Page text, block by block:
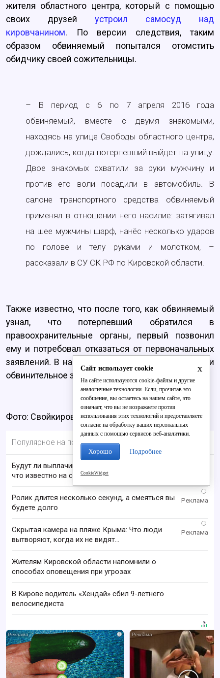
жителя областного центра, который с помощью
своих друзей устроил самосуд над
кировчанином. По версии следствия, таким
образом обвиняемый попытался отомстить
обидчику своей сожительницы.
– В период с 6 по 7 апреля 2016 года
обвиняемый, вместе с двумя знакомыми,
находясь на улице Свободы областного центра,
дождались, когда потерпевший выйдет на улицу.
Двое знакомых схватили за руки мужчину и
против его воли посадили в автомобиль. В
салоне транспортного средства обвиняемый
применял в отношении него насилие: затягивал
на шее мужчины шарф, нанёс несколько ударов
по голове и телу руками и молотком, –
рассказали в СУ СК РФ по Кировской области.
Также известно, что после того, как обвиняемый
узнал, что потерпевший обратился в
правоохранительные органы, первый позвонил
ему и потребовал отказаться от первоначальных
заявлений. В настоящее время уголовное дело и
обвинительное заключение направлены в суд.
Фото: Свойкировский.рф
Популярное на портале
Будут ли выплачивать 13-ю пенсию в 2026 году:
что известно на сегодня
i
Ролик длится несколько секунд, а смеяться вы
будете долго
i
Скрытая камера на пляже Крыма: Что люди
вытворяют, когда их не видят...
Жителям Кировской области напомнили о
способах оповещения при угрозах
В Кирове водитель «Хендай» сбил 9-летнего
велосипедиста
i
x
Сайт использует cookie
На сайте используются cookie-файлы и другие
аналогичные технологии. Если, прочитав это
сообщение, вы остаетесь на нашем сайте, это
означает, что вы не возражаете против
использования этих технологий и предоставляете
согласие на обработку ваших персональных
данных с помощью сервисов веб-аналитики.
Хорошо Подробнее
CookieWidget